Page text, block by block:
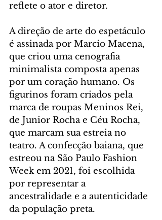
reflete o ator e diretor.
A direção de arte do espetáculo
é assinada por Marcio Macena,
que criou uma cenografia
minimalista composta apenas
por um coração humano. Os
figurinos foram criados pela
marca de roupas Meninos Rei,
de Junior Rocha e Céu Rocha,
que marcam sua estreia no
teatro. A confecção baiana, que
estreou na São Paulo Fashion
Week em 2021, foi escolhida
por representar a
ancestralidade e a autenticidade
da população preta.